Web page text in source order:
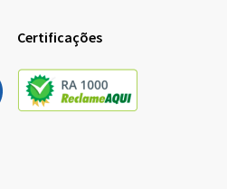
Certificações